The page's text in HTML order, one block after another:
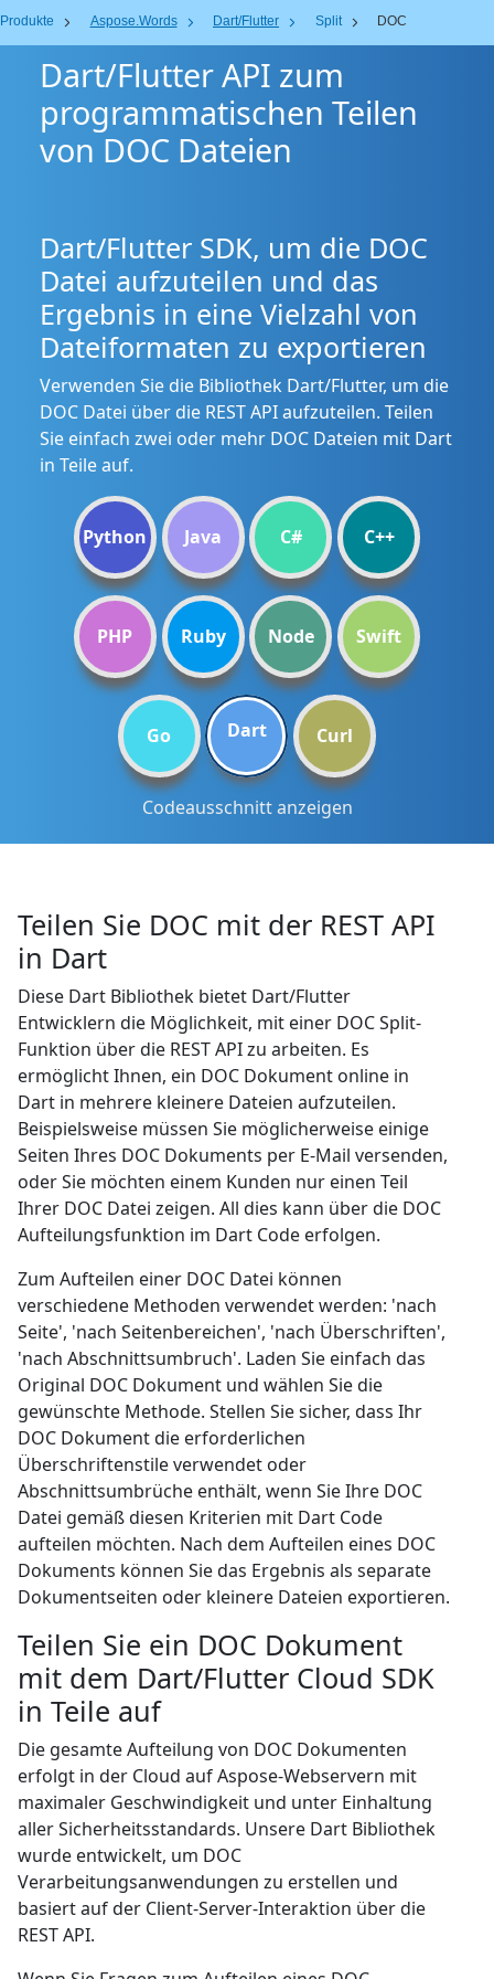
Produkte Aspose.Words Dart/Flutter Split DOC
Dart/Flutter API zum
programmatischen Teilen
von DOC Dateien
Dart/Flutter SDK, um die DOC
Datei aufzuteilen und das
Ergebnis in eine Vielzahl von
Dateiformaten zu exportieren
Verwenden Sie die Bibliothek Dart/Flutter, um die
DOC Datei über die REST API aufzuteilen. Teilen
Sie einfach zwei oder mehr DOC Dateien mit Dart
in Teile auf.
Python Java C# C++
PHP Ruby Node Swift
Go Dart Curl
Codeausschnitt anzeigen
Teilen Sie DOC mit der REST API
in Dart
Diese Dart Bibliothek bietet Dart/Flutter
Entwicklern die Möglichkeit, mit einer DOC Split-
Funktion über die REST API zu arbeiten. Es
ermöglicht Ihnen, ein DOC Dokument online in
Dart in mehrere kleinere Dateien aufzuteilen.
Beispielsweise müssen Sie möglicherweise einige
Seiten Ihres DOC Dokuments per E-Mail versenden,
oder Sie möchten einem Kunden nur einen Teil
Ihrer DOC Datei zeigen. All dies kann über die DOC
Aufteilungsfunktion im Dart Code erfolgen.
Zum Aufteilen einer DOC Datei können
verschiedene Methoden verwendet werden: 'nach
Seite', 'nach Seitenbereichen', 'nach Überschriften',
'nach Abschnittsumbruch'. Laden Sie einfach das
Original DOC Dokument und wählen Sie die
gewünschte Methode. Stellen Sie sicher, dass Ihr
DOC Dokument die erforderlichen
Überschriftenstile verwendet oder
Abschnittsumbrüche enthält, wenn Sie Ihre DOC
Datei gemäß diesen Kriterien mit Dart Code
aufteilen möchten. Nach dem Aufteilen eines DOC
Dokuments können Sie das Ergebnis als separate
Dokumentseiten oder kleinere Dateien exportieren.
Teilen Sie ein DOC Dokument
mit dem Dart/Flutter Cloud SDK
in Teile auf
Die gesamte Aufteilung von DOC Dokumenten
erfolgt in der Cloud auf Aspose-Webservern mit
maximaler Geschwindigkeit und unter Einhaltung
aller Sicherheitsstandards. Unsere Dart Bibliothek
wurde entwickelt, um DOC
Verarbeitungsanwendungen zu erstellen und
basiert auf der Client-Server-Interaktion über die
REST API.